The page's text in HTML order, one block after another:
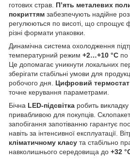
готових страв. П’ять металевих
покриттям забезпечують надійне
регулюються по висоті, що спрощує
різні формати упаковки.
Динамічна система охолодження
температурний режим +2…+10 °C по
Це допомагає уникнути локальних
зберігати стабільні умови для
робочого дня. Цифровий термостат
точне керування параметрами.
Бічна LED-підсвітка робить
привабливою для покупців.
запобігання запотіванню гарантує
навіть за інтенсивної експлуатації.
кліматичному класу та стабільно
навколишнього середовища до +32